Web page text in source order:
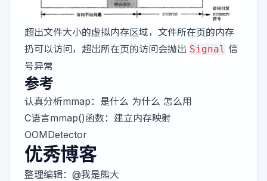
超出文件大小的虚拟内存区域，文件所在页的内存
扔可以访问，超出所在页的访问会抛出 Signal 信
号异常
参考
认真分析mmap：是什么 为什么 怎么用
C语言mmap()函数：建立内存映射
OOMDetector
优秀博客
整理编辑： @我是熊大